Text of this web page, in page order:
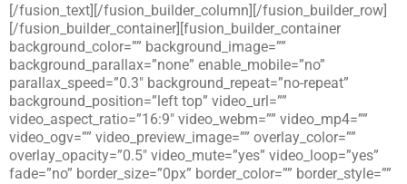
[/fusion_text][/fusion_builder_column][/fusion_builder_row]
[/fusion_builder_container][fusion_builder_container
background_color=”” background_image=””
background_parallax=”none” enable_mobile=”no”
parallax_speed=”0.3″ background_repeat=”no-repeat”
background_position=”left top” video_url=””
video_aspect_ratio=”16:9″ video_webm=”” video_mp4=””
video_ogv=”” video_preview_image=”” overlay_color=””
overlay_opacity=”0.5″ video_mute=”yes” video_loop=”yes”
fade=”no” border_size=”0px” border_color=”” border_style=””